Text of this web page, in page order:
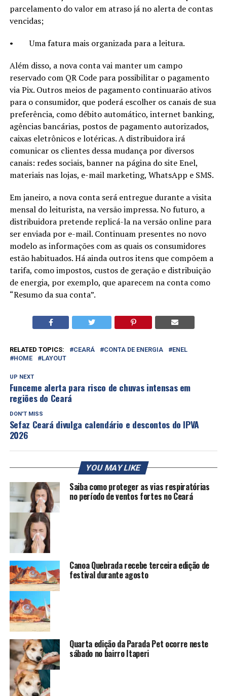
parcelamento do valor em atraso já no alerta de contas
vencidas;
• Uma fatura mais organizada para a leitura.
Além disso, a nova conta vai manter um campo
reservado com QR Code para possibilitar o pagamento
via Pix. Outros meios de pagamento continuarão ativos
para o consumidor, que poderá escolher os canais de sua
preferência, como débito automático, internet banking,
agências bancárias, postos de pagamento autorizados,
caixas eletrônicos e lotéricas. A distribuidora irá
comunicar os clientes dessa mudança por diversos
canais: redes sociais, banner na página do site Enel,
materiais nas lojas, e-mail marketing, WhatsApp e SMS.
Em janeiro, a nova conta será entregue durante a visita
mensal do leiturista, na versão impressa. No futuro, a
distribuidora pretende replicá-la na versão online para
ser enviada por e-mail. Continuam presentes no novo
modelo as informações com as quais os consumidores
estão habituados. Há ainda outros itens que compõem a
tarifa, como impostos, custos de geração e distribuição
de energia, por exemplo, que aparecem na conta como
“Resumo da sua conta”.
RELATED TOPICS: CEARÁ CONTA DE ENERGIA
ENEL
HOME
LAYOUT
UP NEXT
Funceme alerta para risco de chuvas intensas em
regiões do Ceará
DON'T MISS
Sefaz Ceará divulga calendário e descontos do IPVA
2026
YOU MAY LIKE
Saiba como proteger as vias respiratórias
no período de ventos fortes no Ceará
Canoa Quebrada recebe terceira edição de
festival durante agosto
Quarta edição da Parada Pet ocorre neste
sábado no bairro Itaperi